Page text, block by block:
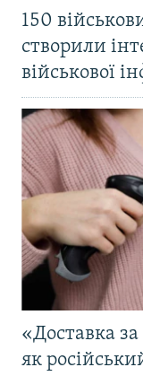
150
створили
військової
«Доставка
як